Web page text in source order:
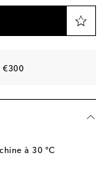
€300
à 30 °C